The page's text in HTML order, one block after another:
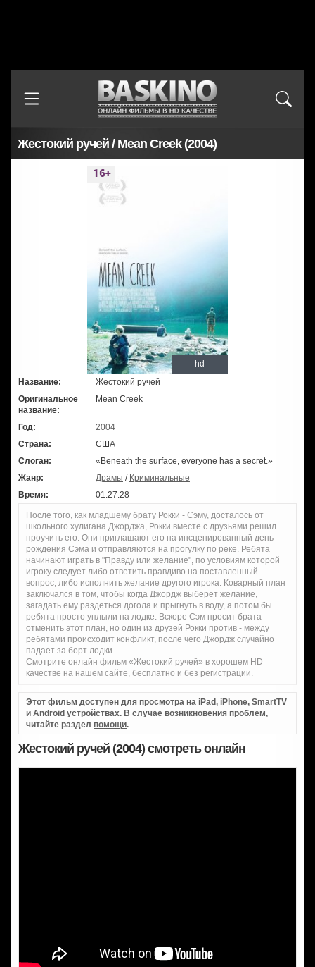
Жестокий ручей / Mean Creek (2004)
hd
Название:
Жестокий ручей
Оригинальное
название:
Mean Creek
Год:
2004
Страна:
США
Слоган:
«Beneath the surface, everyone has a secret.»
Жанр:
Драмы / Криминальные
Время:
01:27:28
После того, как младшему брату Рокки - Сэму, досталось от
школьного хулигана Джорджа, Рокки вместе с друзьями решил
проучить его. Они приглашают его на инсценированный день
рождения Сэма и отправляются на прогулку по реке. Ребята
начинают играть в "Правду или желание", по условиям которой
игроку следует либо ответить правдиво на поставленный
вопрос, либо исполнить желание другого игрока. Коварный план
заключался в том, чтобы когда Джордж выберет желание,
загадать ему раздеться догола и прыгнуть в воду, а потом бы
ребята просто уплыли на лодке. Вскоре Сэм просит брата
отменить этот план, но один из друзей Рокки против - между
ребятами происходит конфликт, после чего Джордж случайно
падает за борт лодки...
Смотрите онлайн фильм «Жестокий ручей» в хорошем HD
качестве на нашем сайте, бесплатно и без регистрации.
Этот фильм доступен для просмотра на iPad, iPhone, SmartTV
и Android устройствах. В случае возникновения проблем,
читайте раздел помощи.
Жестокий ручей (2004) смотреть онлайн